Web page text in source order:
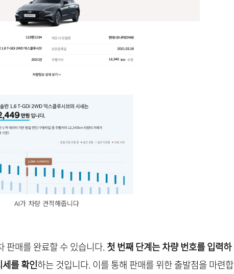
AI가 차량 견적해줍니다
판매를 완료할 수 있습니다. 첫 번째 단계는 차량 번호를 입력하
를 확인하는 것입니다. 이를 통해 판매를 위한 출발점을 마련합